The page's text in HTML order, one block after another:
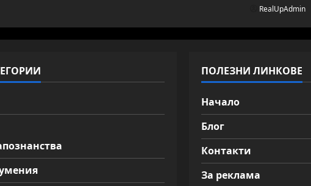
RealUpAdmin
ПОЛЕЗНИ ЛИНКОВЕ
Начало
Блог
Контакти
За реклама